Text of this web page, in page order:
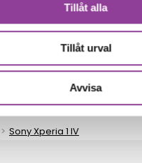
Tillåt alla
Tillåt urval
Avvisa
> Sony Xperia 1 IV